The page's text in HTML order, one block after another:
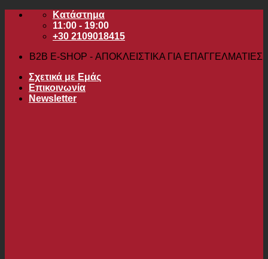
Μετάβαση
περιεχόμενο
Κατάστημα
11:00 - 19:00
+30 2109018415
B2B Ε-SHOP - ΑΠΟΚΛΕΙΣΤΙΚΑ ΓΙΑ ΕΠΑΓΓΕΛΜΑΤΙΕΣ
Σχετικά με Εμάς
Επικοινωνία
Newsletter